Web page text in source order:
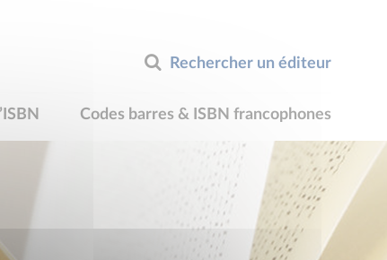
Rechercher un éditeur
Codes barres & ISBN francophones